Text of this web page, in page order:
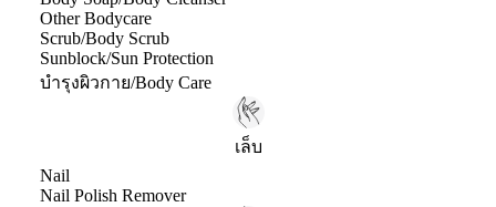
Other Bodycare
Scrub/Body Scrub
Sunblock/Sun Protection
บำรุงผิวกาย/Body Care
เล็บ
Nail
Nail Polish Remover